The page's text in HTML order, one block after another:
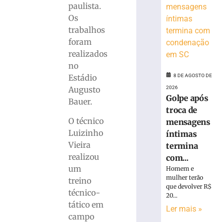
paulista.
Os
trabalhos
foram
realizados
no
Estádio
Augusto
Bauer.
O técnico
Luizinho
Vieira
realizou
um
treino
técnico-
tático em
campo
para
corrida
noturna
mais
Brusque
anuncia
contratação
zagueiro
João
Maistro
8 DE AGOSTO DE
2026
Golpe após
troca de
mensagens
íntimas
termina
com...
Homem e
mulher terão
que devolver R$
20...
Ler mais »